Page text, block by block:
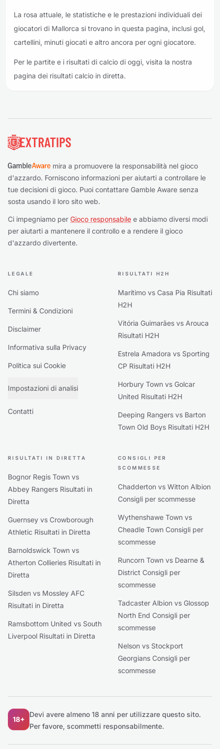
La rosa attuale, le statistiche e le prestazioni individuali dei
giocatori di Mallorca si trovano in questa pagina, inclusi gol,
cartellini, minuti giocati e altro ancora per ogni giocatore.
Per le partite e i risultati di calcio di oggi, visita la nostra
pagina dei risultati calcio in diretta.
mira a promuovere la responsabilità nel gioco
d'azzardo. Forniscono informazioni per aiutarti a controllare le
tue decisioni di gioco. Puoi contattare Gamble Aware senza
sosta usando il loro sito web.
Ci impegniamo per Gioco responsabile e abbiamo diversi modi
per aiutarti a mantenere il controllo e a rendere il gioco
d'azzardo divertente.
LEGALE
Chi siamo
Termini & Condizioni
Disclaimer
Informativa sulla Privacy
Politica sui Cookie
Impostazioni di analisi
Contatti
RISULTATI H2H
Marítimo vs Casa Pia Risultati
H2H
Vitória Guimarães vs Arouca
Risultati H2H
Estrela Amadora vs Sporting
CP Risultati H2H
Horbury Town vs Golcar
United Risultati H2H
Deeping Rangers vs Barton
Town Old Boys Risultati H2H
RISULTATI IN DIRETTA
Bognor Regis Town vs
Abbey Rangers Risultati in
Diretta
Guernsey vs Crowborough
Athletic Risultati in Diretta
Barnoldswick Town vs
Atherton Collieries Risultati in
Diretta
Silsden vs Mossley AFC
Risultati in Diretta
Ramsbottom United vs South
Liverpool Risultati in Diretta
CONSIGLI PER
SCOMMESSE
Chadderton vs Witton Albion
Consigli per scommesse
Wythenshawe Town vs
Cheadle Town Consigli per
scommesse
Runcorn Town vs Dearne &
District Consigli per
scommesse
Tadcaster Albion vs Glossop
North End Consigli per
scommesse
Nelson vs Stockport
Georgians Consigli per
scommesse
18+
Devi avere almeno 18 anni per utilizzare questo sito.
Per favore, scommetti responsabilmente.